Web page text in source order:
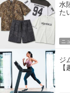
水
た
ニ
ジ